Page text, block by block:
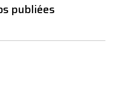
publiées